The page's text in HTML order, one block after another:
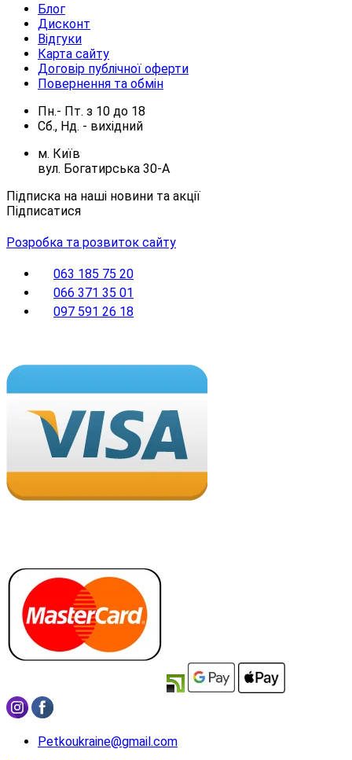
Блог
Дисконт
Відгуки
Карта сайту
Договір публічної оферти
Повернення та обмін
Пн.- Пт. з 10 до 18
Сб., Нд. - вихідний
м. Київ
вул. Богатирська 30-А
Підписка на наші новини та акції
Підписатися
Розробка та розвиток сайту
063 185 75 20
066 371 35 01
097 591 26 18
Petkoukraine@gmail.com